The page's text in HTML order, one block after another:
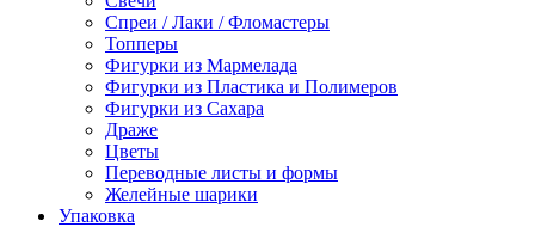
Спреи / Лаки / Фломастеры
Топперы
Фигурки из Мармелада
Фигурки из Пластика и Полимеров
Фигурки из Сахара
Драже
Цветы
Переводные листы и формы
Желейные шарики
Упаковка